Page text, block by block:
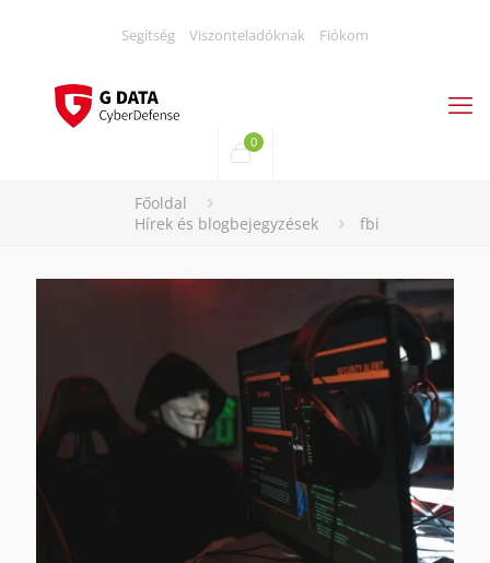
Segítség Viszonteladóknak Fiókom
0
Főoldal
Hírek és blogbejegyzések
fbi